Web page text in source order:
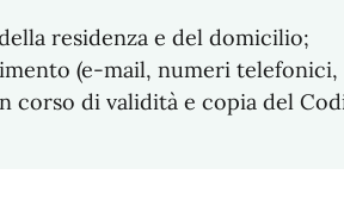
residenza e del domicilio;
(e-mail, numeri telefonici,
di validità e copia del